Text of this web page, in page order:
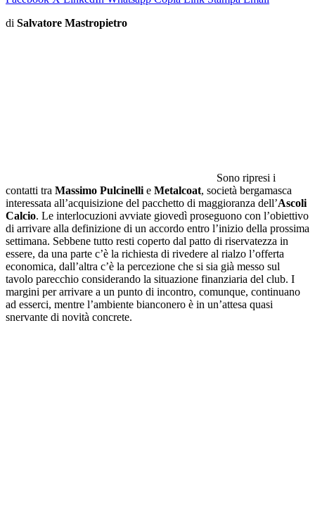
di Salvatore Mastropietro
Sono ripresi i
contatti tra Massimo Pulcinelli e Metalcoat, società bergamasca
interessata all’acquisizione del pacchetto di maggioranza dell’Ascoli
Calcio. Le interlocuzioni avviate giovedì proseguono con l’obiettivo
di arrivare alla definizione di un accordo entro l’inizio della prossima
settimana. Sebbene tutto resti coperto dal patto di riservatezza in
essere, da una parte c’è la richiesta di rivedere al rialzo l’offerta
economica, dall’altra c’è la percezione che si sia già messo sul
tavolo parecchio considerando la situazione finanziaria del club. I
margini per arrivare a un punto di incontro, comunque, continuano
ad esserci, mentre l’ambiente bianconero è in un’attesa quasi
snervante di novità concrete.